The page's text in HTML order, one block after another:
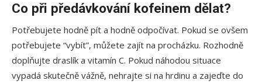
Co při předávkování kofeinem dělat?
Potřebujete hodně pít a hodně odpočívat. Pokud se ovšem
potřebujete “vybít”, můžete zajít na procházku. Rozhodně
doplňujte draslík a vitamín C. Pokud náhodou situace
vypadá skutečně vážně, nehrajte si na hrdinu a zajeďte do